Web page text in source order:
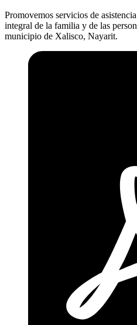
Promovemos servicios de
integral de la familia y de las
municipio de Xalisco, Nayarit.